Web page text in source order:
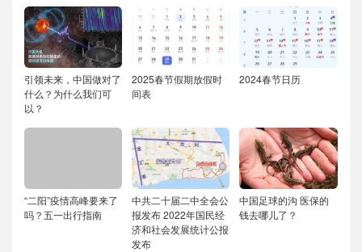
引领未来，中国做对了
什么？为什么我们可
以？
2025春节假期放假时
间表
2024春节日历
“二阳”疫情高峰要来了
吗？五一出行指南
中共二十届二中全会公
报发布 2022年国民经
济和社会发展统计公报
发布
中国足球的沟 医保的
钱去哪儿了？